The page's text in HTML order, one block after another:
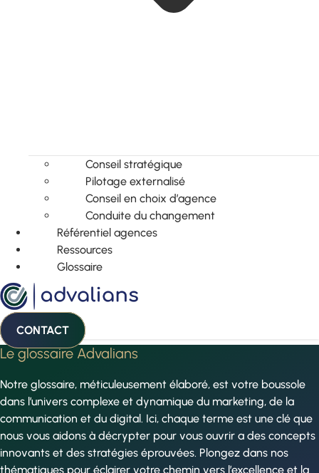
Conseil stratégique
Pilotage externalisé
Conseil en choix d’agence
Conduite du changement
Référentiel agences
Ressources
Glossaire
CONTACT
Le glossaire Advalians
Notre glossaire, méticuleusement élaboré, est votre boussole
dans l’univers complexe et dynamique du marketing, de la
communication et du digital. Ici, chaque terme est une clé que
nous vous aidons à décrypter pour vous ouvrir a des concepts
innovants et des stratégies éprouvées. Plongez dans nos
thématiques pour éclairer votre chemin vers l’excellence et la